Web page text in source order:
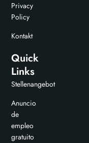
Privacy
Policy
Kontakt
Quick
Links
Stellenangebot
Anuncio
de
empleo
gratuito